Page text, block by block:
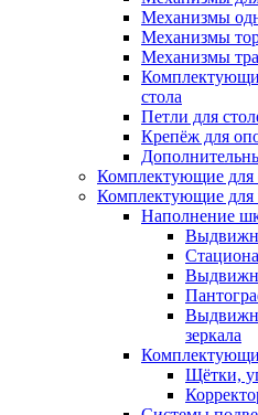
Механизмы
Механизмы
Механизмы
стола
Петли для
Крепёж для
Комплектующие для
Комплектующие для
Наполнение
зеркала
Щётки,